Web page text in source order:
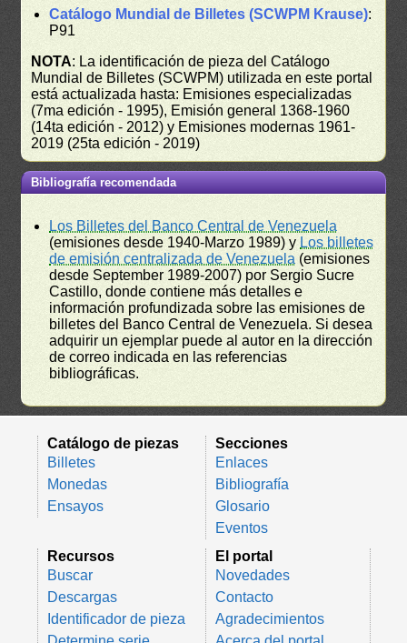
Catálogo Mundial de Billetes (SCWPM Krause):
P91
NOTA: La identificación de pieza del Catálogo
Mundial de Billetes (SCWPM) utilizada en este portal
está actualizada hasta: Emisiones especializadas
(7ma edición - 1995), Emisión general 1368-1960
(14ta edición - 2012) y Emisiones modernas 1961-
2019 (25ta edición - 2019)
Bibliografía recomendada
Los Billetes del Banco Central de Venezuela
(emisiones desde 1940-Marzo 1989) y Los billetes
de emisión centralizada de Venezuela (emisiones
desde September 1989-2007) por Sergio Sucre
Castillo, donde contiene más detalles e
información profundizada sobre las emisiones de
billetes del Banco Central de Venezuela. Si desea
adquirir un ejemplar puede al autor en la dirección
de correo indicada en las referencias
bibliográficas.
Catálogo de piezas
Billetes
Monedas
Ensayos
Secciones
Enlaces
Bibliografía
Glosario
Eventos
Recursos
Buscar
Descargas
Identificador de pieza
El portal
Novedades
Contacto
Agradecimientos